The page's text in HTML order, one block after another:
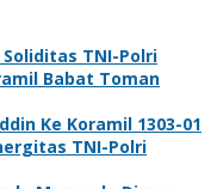
TNI-Polri
Babat Toman
Ke Koramil 1303-01
TNI-Polri